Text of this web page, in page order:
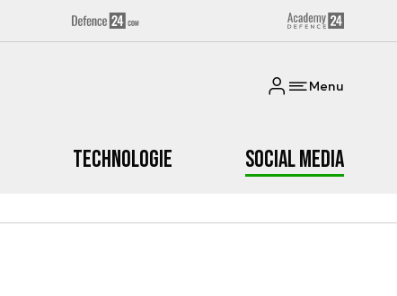
Menu
Technologie Social media